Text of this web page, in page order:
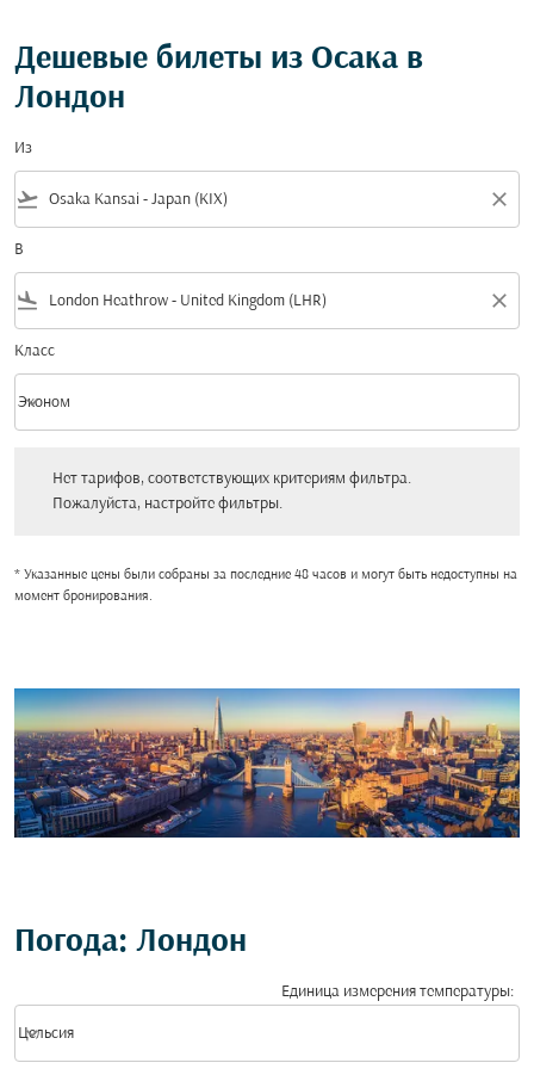
Дешевые билеты из Осака в
Лондон
Из
flight_takeoff close
В
flight_land close
Класс
Класс option Эконом Selected
Эконом
keyboard_arrow_down
Нет тарифов, соответствующих критериям фильтра.
Пожалуйста, настройте фильтры.
* Указанные цены были собраны за последние 48 часов и могут быть недоступны на
момент бронирования.
Погода: Лондон
Единица измерения температуры:
Цельсия
keyboard_arrow_down